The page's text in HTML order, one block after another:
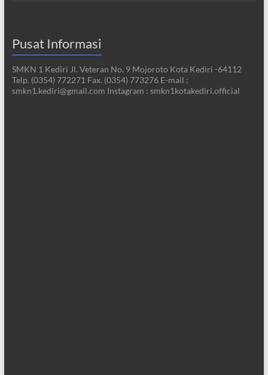
Pusat Informasi
SMKN 1 Kediri Jl. Veteran No. 9 Mojoroto Kota Kediri -64112
Telp. (0354) 772271 Fax. (0354) 773276 E-mail :
smkn1.kediri@gmail.com Instagram : smkn1kotakediri.official